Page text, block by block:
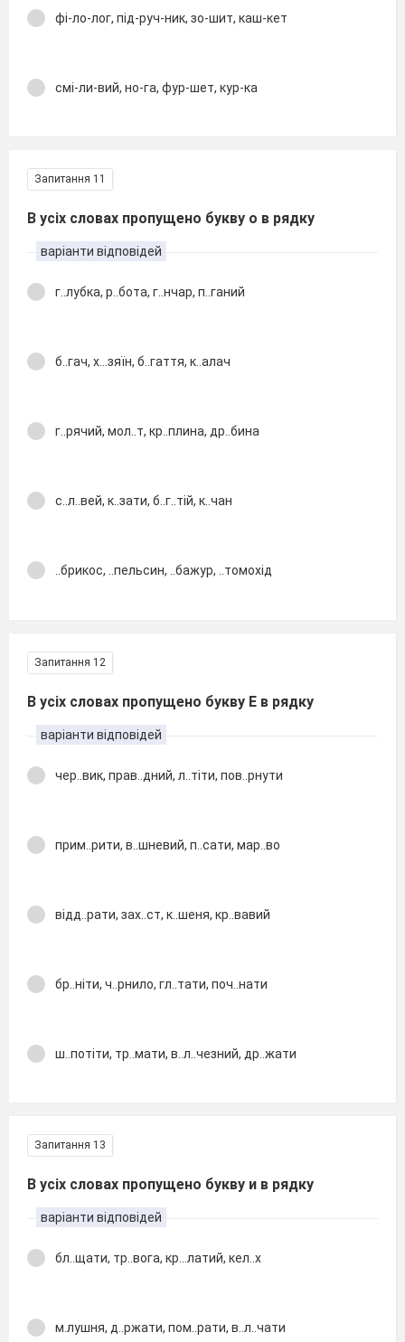
фі-ло-лог, під-руч-ник, зо-шит, каш-кет
смі-ли-вий, но-га, фур-шет, кур-ка
Запитання 11
В усіх словах пропущено букву о в рядку
варіанти відповідей
г..лубка, р..бота, г..нчар, п..ганий
б..гач, х...зяїн, б..гаття, к..алач
г..рячий, мол..т, кр..плина, др..бина
с..л..вей, к..зати, б..г..тій, к..чан
..брикос, ..пельсин, ..бажур, ..томохід
Запитання 12
В усіх словах пропущено букву Е в рядку
варіанти відповідей
чер..вик, прав..дний, л..тіти, пов..рнути
прим..рити, в..шневий, п..сати, мар..во
відд..рати, зах..ст, к..шеня, кр..вавий
бр..ніти, ч..рнило, гл..тати, поч..нати
ш..потіти, тр..мати, в..л..чезний, др..жати
Запитання 13
В усіх словах пропущено букву и в рядку
варіанти відповідей
бл..щати, тр..вога, кр...латий, кел..х
м.лушня, д..ржати, пом..рати, в..л..чати